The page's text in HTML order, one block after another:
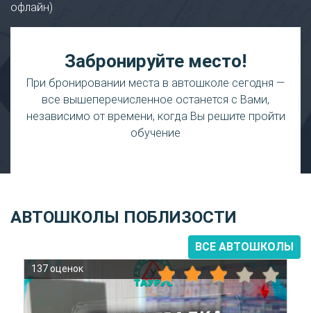
офлайн)
Забронируйте место!
При бронировании места в автошколе сегодня —
все вышеперечисленное останется с Вами,
независимо от времени, когда Вы решите пройти
обучение
АВТОШКОЛЫ ПОБЛИЗОСТИ
ВСЕ АВТОШКОЛЫ
137 оценок